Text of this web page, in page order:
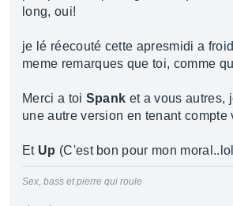
long, oui!
je lé réecouté cette apresmidi a
meme remarques que toi, comme
Merci a toi Spank et a vous autres,
une autre version en tenant compte
Et Up (C'est bon pour mon
Sex, bass et pierre qui roule